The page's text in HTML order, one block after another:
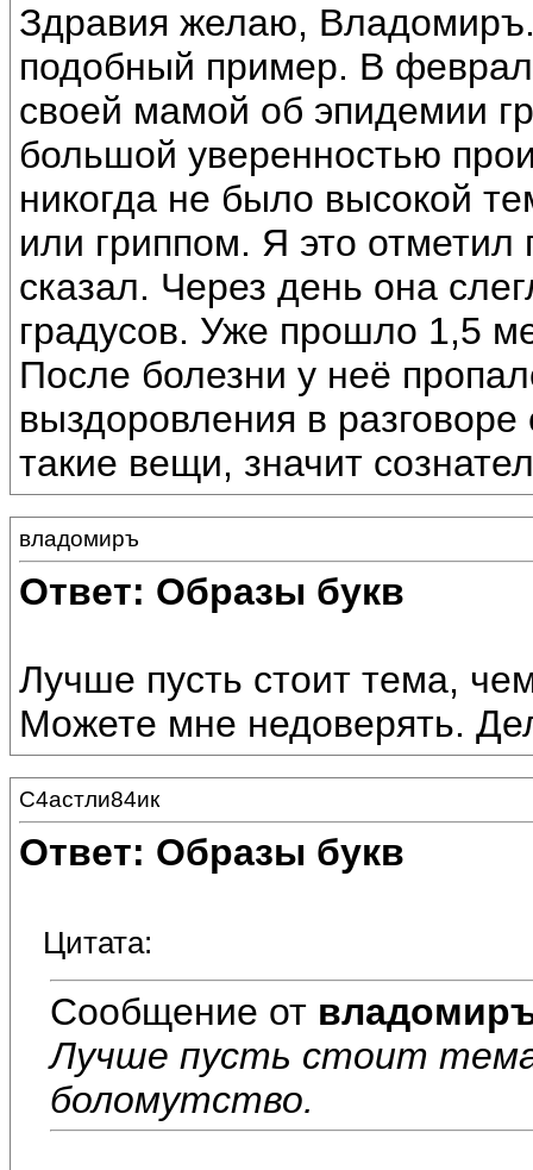
Здравия желаю,
подобный пример. В
своей мамой об эпидемии
большой уверенностью
никогда не было высокой
или гриппом. Я это отметил
сказал. Через день она
градусов. Уже прошло 1,5
После болезни у неё
выздоровления в
такие вещи, значит
владомиръ
Ответ: Образы букв
Лучше пусть стоит тема,
Можете мне недоверять.
С4астли84ик
Ответ: Образы букв
Цитата:
Сообщение от
Лучше пусть стоит
боломутство.